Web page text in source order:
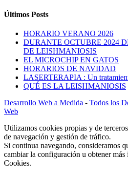
Últimos Posts
HORARIO VERANO 2026
DURANTE OCTUBRE 2024
DE LEISHMANIOSIS
EL MICROCHIP EN GATOS
HORARIOS DE NAVIDAD
LASERTERAPIA : Un
QUÉ ES LA LEISHMANIOSIS
Desarrollo Web a Medida - Todos los
Web
Utilizamos cookies propias y de
de navegación y gestión de tráfico.
Si continua navegando, consideramos
cambiar la configuración u obtener
Cookies.